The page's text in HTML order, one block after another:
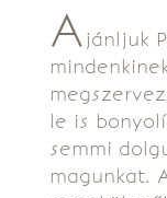
Ajánljuk
le is
semmi
magunkat.